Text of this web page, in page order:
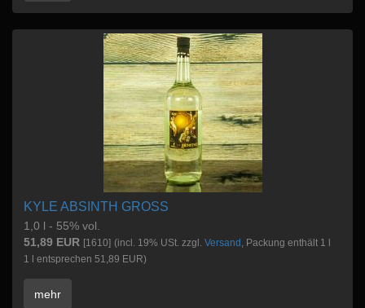
KYLE ABSINTH GROSS
1,0 l - 55% vol.
51,89 EUR [1610] (incl. 19% USt. zzgl. Versand , Packung enthält 1 l
1 l entsprechen 51,89 EUR)
mehr